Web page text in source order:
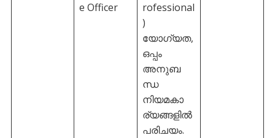
e Officer
rofessional
)
യോഗ്യത,
ഒപ്പം
അനുബ
ന്ധ
നിയമകാ
ര്യങ്ങളിൽ
പരിചയം.